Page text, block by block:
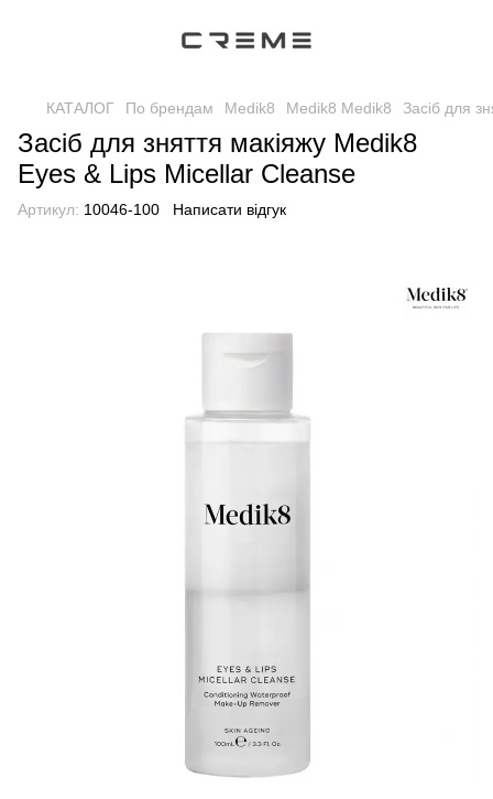
КАТАЛОГ По брендам Medik8 Medik8 Medik8 Засіб для
Засіб для зняття макіяжу Medik8
Eyes & Lips Micellar Cleanse
Артикул: 10046-100 Написати відгук